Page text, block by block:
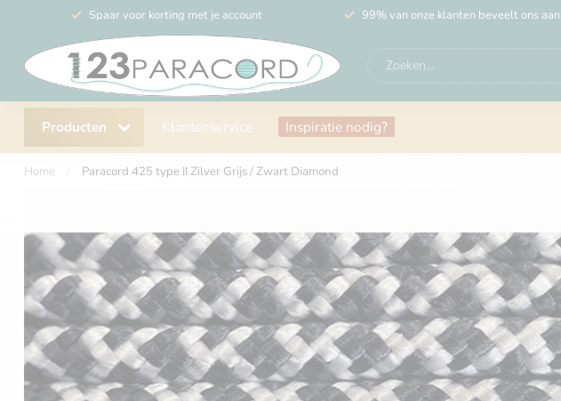
Spaar voor korting met je account 99% van onze klanten beveelt ons aan
Producten Klantenservice Inspiratie nodig?
Home Paracord 425 type II Zilver Grijs / Zwart Diamond